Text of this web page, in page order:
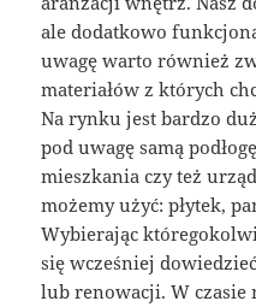
ale dodatkowo
uwagę warto również
materiałów z których
Na rynku jest bardzo
pod uwagę samą
mieszkania czy też
możemy użyć: płytek,
Wybierając
się wcześniej
lub renowacji. W